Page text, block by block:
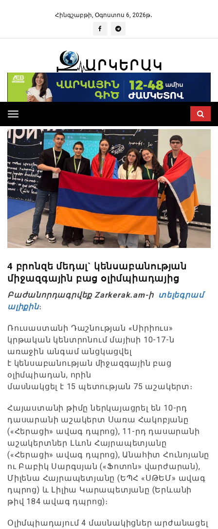
Հինգշաբթի, Օգոստոս 6, 2026թ․
Toggle
navigation
4 բրոնզե մեդալ` կենսաբանության
միջազգային բաց օլիմպիադայից
Բաժանորդագրվեք Zarkerak.am-ի տելեգրամ
ալիքին։
Ռուսաստանի Դաշնության «Սիրիուս»
կրթական կենտրոնում մայիսի 10-17-ն
առաջին անգամ անցկացվել
է կենսաբանության միջազգային բաց
օլիմպիադան, որին
մասնակցել է 15 պետության 75 աշակերտ։
Հայաստանի թիմը ներկայացրել են 10-րդ
դասարանի աշակերտ Սառա Հակոբյանը
(«Հերացի» ավագ դպրոց), 11-րդ դասարանի
աշակերտներ Լևոն Հայրապետյանը
(«Հերացի» ավագ դպրոց), Անահիտ Հունոյանը
ու Բաբիկ Սարգսյան («Ֆոտոն» վարժարան),
Միլենա Հայրապետյանը (ԵՊՀ «ՍԹԵՄ» ավագ
դպրոց) և Լիլիա Կարապետյանը (Երևանի
թիվ 184 ավագ դպրոց)։
Օլիմպիադայում 4 մասնակիցներ արժանացել